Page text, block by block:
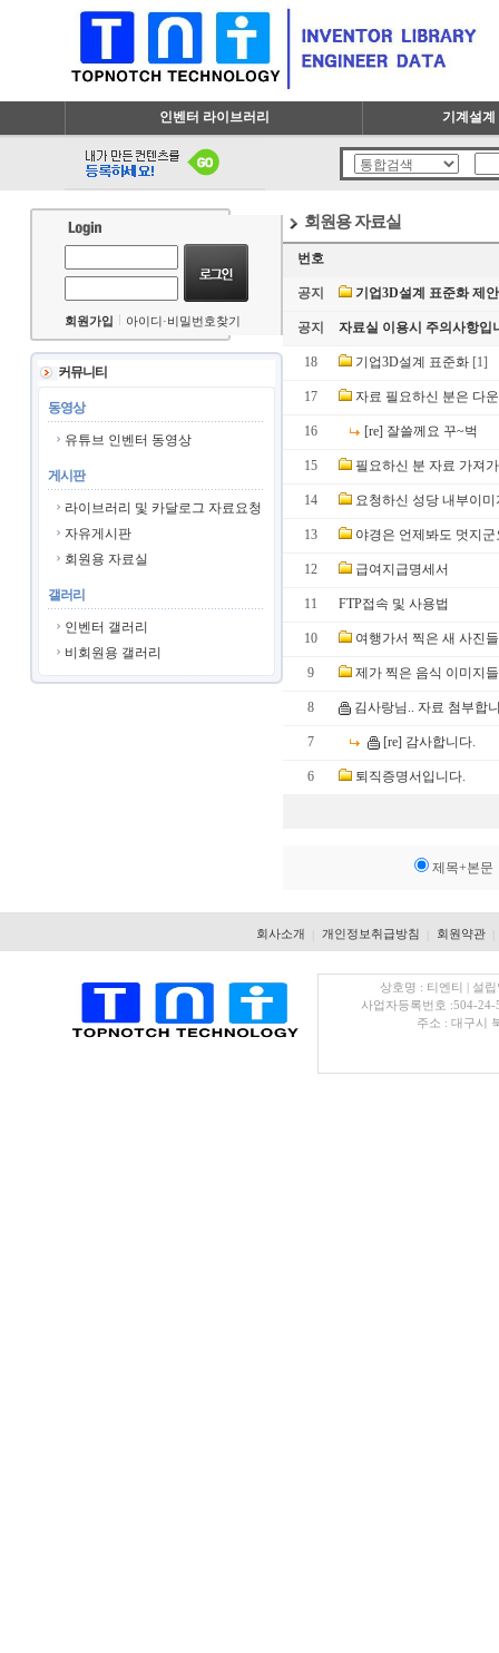
인벤터 라이브러리 기계설
회원가입 아이디·비밀번호찾기
커뮤니티
동영상
유튜브 인벤터 동영상
게시판
라이브러리 및 카달로그 자료요청
자유게시판
회원용 자료실
갤러리
인벤터 갤러리
비회원용 갤러리
회원용 자료실
번호
공지 기업3D설계 표준화 제
공지 자료실 이용시 주의사항입
18 기업3D설계 표준화[1]
17 자료 필요하신 분은 다
16 [re] 잘쓸께요 꾸~벅
15 필요하신 분 자료 가져
14 요청하신 성당 내부이
13 야경은 언제봐도 멋지군
12 급여지급명세서
11 FTP접속 및 사용법
10 여행가서 찍은 새 사진
9 제가 찍은 음식 이미지
8 김사랑님.. 자료 첨부합
7 [re] 감사합니다.
6 퇴직증명서입니다.
제목+본문
회사소개 개인정보취급방침 회원약관
상호명 : 티엔티 | 설
사업자등록번호 :504-
주소 : 대구시